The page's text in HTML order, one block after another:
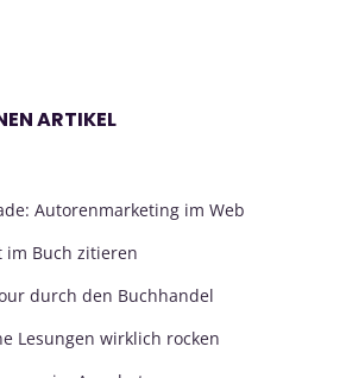
ARTIKEL
Autorenmarketing im Web
im Buch zitieren
durch den Buchhandel
Lesungen wirklich rocken